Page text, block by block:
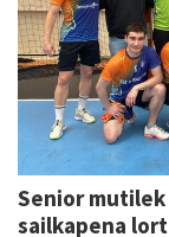
Senior
sailkapena